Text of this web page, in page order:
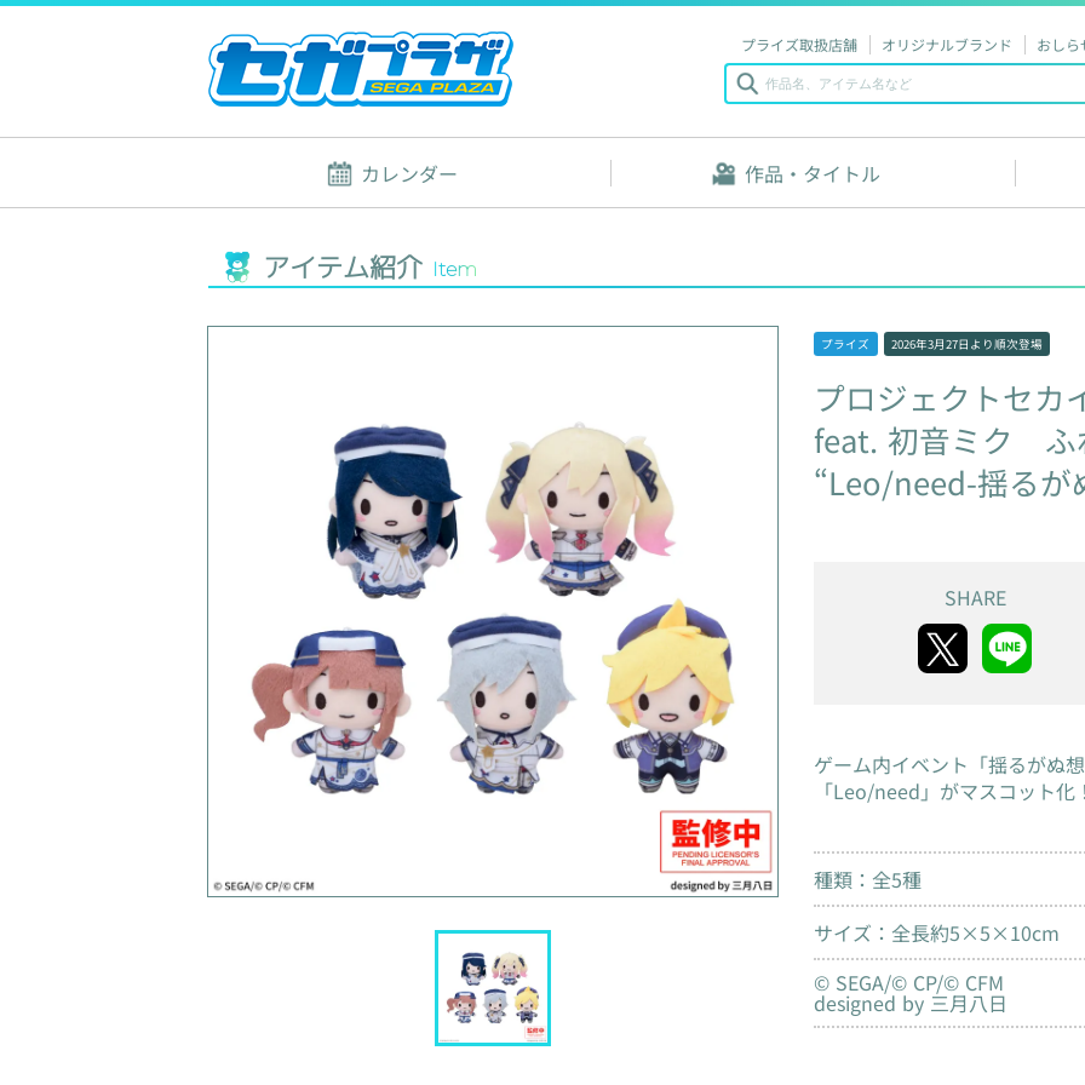
プライズ取扱店舗 オリジナルブランド おしら
カレンダー 作品・タイトル
アイテム紹介 Item
プライズ 2026年3月27日 より順次登場
プロジェクトセカ
feat. 初音ミク
“Leo/need-揺るが
SHARE
ゲーム内イベント「揺るがぬ
「Leo/need」がマスコット
種類：全5種
サイズ：全長約5×5×10cm
© SEGA/© CP/© CFM
designed by 三月八日